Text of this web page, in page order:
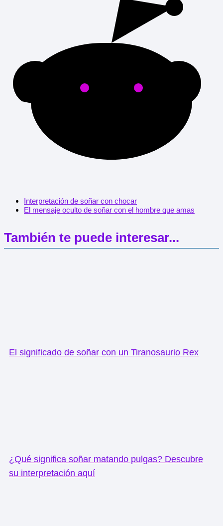
Interpretación de soñar con chocar
El mensaje oculto de soñar con el hombre que amas
También te puede interesar...
El significado de soñar con un Tiranosaurio Rex
¿Qué significa soñar matando pulgas? Descubre
su interpretación aquí